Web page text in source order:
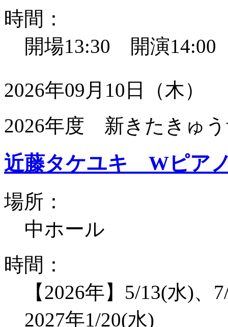
時間：
開場13:30 開演14:00
2026年09月10日（木）
2026年度 新きたきゅ
近藤タケユキ Wピア
場所：
中ホール
時間：
【2026年】5/13(水)
2027年1/20(水)